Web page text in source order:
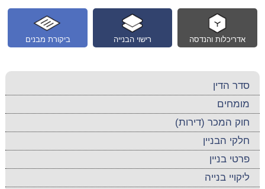
ביקורת מבנים רישוי הבנייה אדריכלות והנדסה
סדר הדין
מומחים
חוק המכר (דירות)
חלקי הבניין
פרטי בניין
ליקויי בנייה